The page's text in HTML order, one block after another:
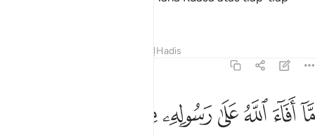
Hadis
ما افاء الله على رسوله من اهل القرى فلله وللرسول ولذي القربى
مَّآ أَفَآءَ ٱللَّهُ عَلَىٰ رَسُولِهِۦ مِنْ أَهْلِ ٱلْقُرَىٰ فَلِلَّهِ وَلِلرَّسُولِ
ﱸﱹﱺﱻﱼﱽ